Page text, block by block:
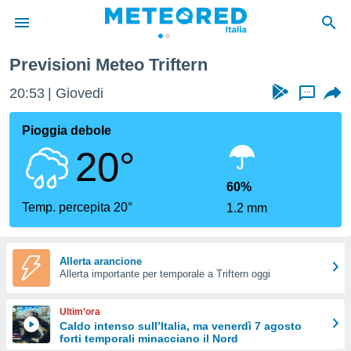
di
per
le
di
Web
le
Previsioni Meteo Triftern
20:53 Giovedi ...
Pioggia debole
20°
Temp. percepita 20°
60%
1.2 mm
Allerta arancione
Allerta importante per temporale a Triftern oggi
Ultim’ora
Caldo intenso sull’Italia, ma venerdì 7 agosto
forti temporali minacciano il Nord